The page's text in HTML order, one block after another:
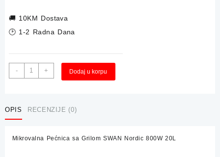
🚚 10KM Dostava
🕑 1-2 Radna Dana
-
Mikrovalna
Pećnica
SWAN
20L
+ Dodaj u korpu
OPIS RECENZIJE (0)
Mikrovalna Pećnica sa Grilom SWAN Nordic 800W 20L